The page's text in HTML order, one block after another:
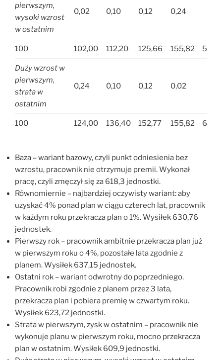
pierwszym,
wysoki wzrost
w ostatnim
0,02 0,10 0,12 0,24
100 102,00 112,20 125,66 155,82
Duży wzrost w
pierwszym,
strata w
ostatnim
0,24 0,10 0,12 0,02
100 124,00 136,40 152,77 155,82
Baza – wariant bazowy, czyli punkt odniesienia bez
wzrostu, pracownik nie otrzymuje premii. Wykonał
pracę, czyli zmęczył się za 618,3 jednostki.
Równomiernie – najbardziej oczywisty wariant: aby
uzyskać 4% ponad plan w ciągu czterech lat, pracownik
w każdym roku przekracza plan o 1%. Wysiłek 630,76
jednostek.
Pierwszy rok – pracownik ambitnie przekracza plan już
w pierwszym roku o 4%, pozostałe lata zgodnie z
planem. Wysiłek 637,15 jednostek.
Ostatni rok – wariant odwrotny do poprzedniego.
Pracownik robi zgodnie z planem przez 3 lata,
przekracza plan i pobiera premię w czwartym roku.
Wysiłek 623,72 jednostki.
Strata w pierwszym, zysk w ostatnim – pracownik nie
wykonuje planu w pierwszym roku, mocno przekracza
plan w ostatnim. Wysiłek 609,9 jednostki.